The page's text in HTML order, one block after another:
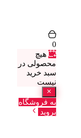
0
هیچ
محصولی در
سبد خرید
نیست
به فروشگاه
بروید